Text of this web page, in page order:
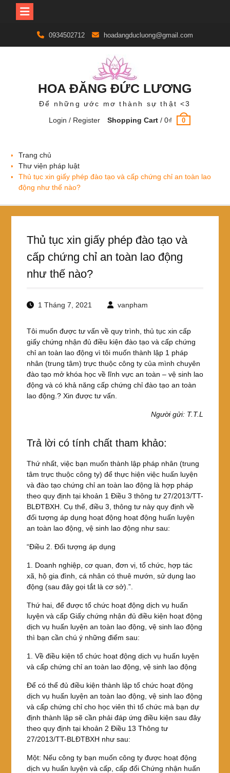
content
0934502712 hoadangducluong@gmail.com
HOA ĐĂNG ĐỨC LƯƠNG
Để những ước mơ thành sự thật <3
Login / Register
Shopping Cart /0₫ 0
Trang chủ
Thư viện pháp luật
Thủ tục xin giấy phép đào tạo và cấp chứng chỉ an toàn lao
động như thế nào?
Thủ tục xin giấy phép đào tạo và
cấp chứng chỉ an toàn lao động
như thế nào?
1 Tháng 7, 2021 vanpham
Tôi muốn được tư vấn về quy trình, thủ tục xin cấp
giấy chứng nhận đủ điều kiện đào tạo và cấp chứng
chỉ an toàn lao động vì tôi muốn thành lập 1 pháp
nhân (trung tâm) trực thuộc công ty của mình chuyên
đào tạo mở khóa học về lĩnh vực an toàn – vệ sinh lao
động và có khả năng cấp chứng chỉ đào tạo an toàn
lao động.? Xin được tư vấn.
Người gửi: T.T.L
Trả lời có tính chất tham khảo:
Thứ nhất, việc bạn muốn thành lập pháp nhân (trung
tâm trực thuộc công ty) để thực hiện việc huấn luyện
và đào tạo chứng chỉ an toàn lao động là hợp pháp
theo quy định tại khoản 1 Điều 3 thông tư 27/2013/TT-
BLĐTBXH. Cụ thể, điều 3, thông tư này quy định về
đối tượng áp dụng hoạt động hoạt động huấn luyện
an toàn lao động, vệ sinh lao động như sau:
“Điều 2. Đối tượng áp dụng
1. Doanh nghiệp, cơ quan, đơn vị, tổ chức, hợp tác
xã, hộ gia đình, cá nhân có thuê mướn, sử dụng lao
động (sau đây gọi tắt là cơ sở).”.
Thứ hai, để được tổ chức hoạt động dịch vụ huấn
luyện và cấp Giấy chứng nhận đủ điều kiện hoạt động
dịch vụ huấn luyện an toàn lao động, vệ sinh lao động
thì bạn cần chú ý những điểm sau:
1. Về điều kiện tổ chức hoạt động dịch vụ huấn luyện
và cấp chứng chỉ an toàn lao động, vệ sinh lao động
Để có thể đủ điều kiện thành lập tổ chức hoạt động
dịch vụ huấn luyện an toàn lao động, vệ sinh lao động
và cấp chứng chỉ cho học viên thì tổ chức mà bạn dự
định thành lập sẽ cần phải đáp ứng điều kiện sau đây
theo quy định tại khoản 2 Điều 13 Thông tư
27/2013/TT-BLĐTBXH như sau:
Một: Nếu công ty bạn muốn công ty được hoạt động
dịch vụ huấn luyện và cấp, cấp đổi Chứng nhận huấn